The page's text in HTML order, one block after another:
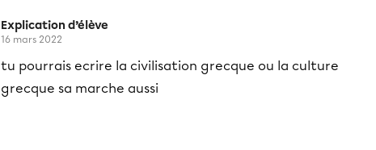
Explication d’élève
16 mars 2022
tu pourrais ecrire la civilisation grecque ou la culture
grecque sa marche aussi